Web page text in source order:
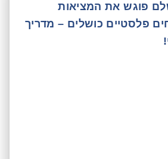
פוגש את המציאות
פלסטיים כושלים – מדריך